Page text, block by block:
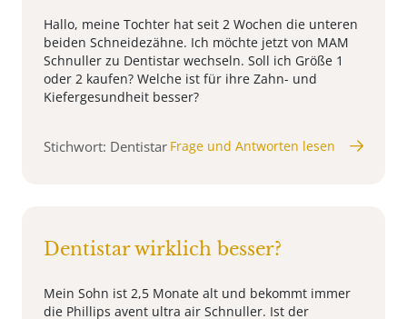
Hallo, meine Tochter hat seit 2 Wochen die unteren
beiden Schneidezähne. Ich möchte jetzt von MAM
Schnuller zu Dentistar wechseln. Soll ich Größe 1
oder 2 kaufen? Welche ist für ihre Zahn- und
Kiefergesundheit besser?
Stichwort: Dentistar Frage und Antworten lesen
Dentistar wirklich besser?
Mein Sohn ist 2,5 Monate alt und bekommt immer
die Phillips avent ultra air Schnuller. Ist der